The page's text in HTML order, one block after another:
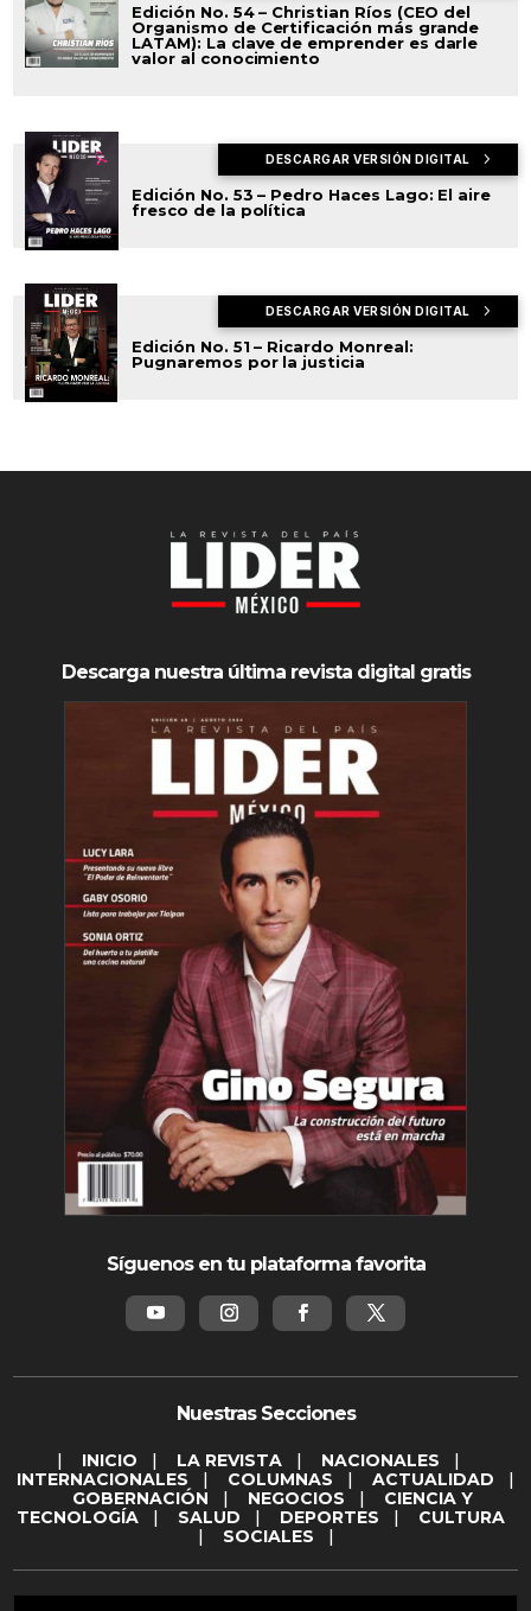
Edición No. 54 – Christian Ríos (CEO del
Organismo de Certificación más grande
LATAM): La clave de emprender es darle
valor al conocimiento
DESCARGAR VERSIÓN DIGITAL
Edición No. 53 – Pedro Haces Lago: El aire
fresco de la política
DESCARGAR VERSIÓN DIGITAL
Edición No. 51 – Ricardo Monreal:
Pugnaremos por la justicia
Descarga nuestra última revista digital gratis
Síguenos en tu plataforma favorita
Nuestras Secciones
| INICIO | LA REVISTA | NACIONALES |
INTERNACIONALES | COLUMNAS | ACTUALIDAD |
GOBERNACIÓN | NEGOCIOS | CIENCIA Y
TECNOLOGÍA | SALUD | DEPORTES | CULTURA
| SOCIALES |